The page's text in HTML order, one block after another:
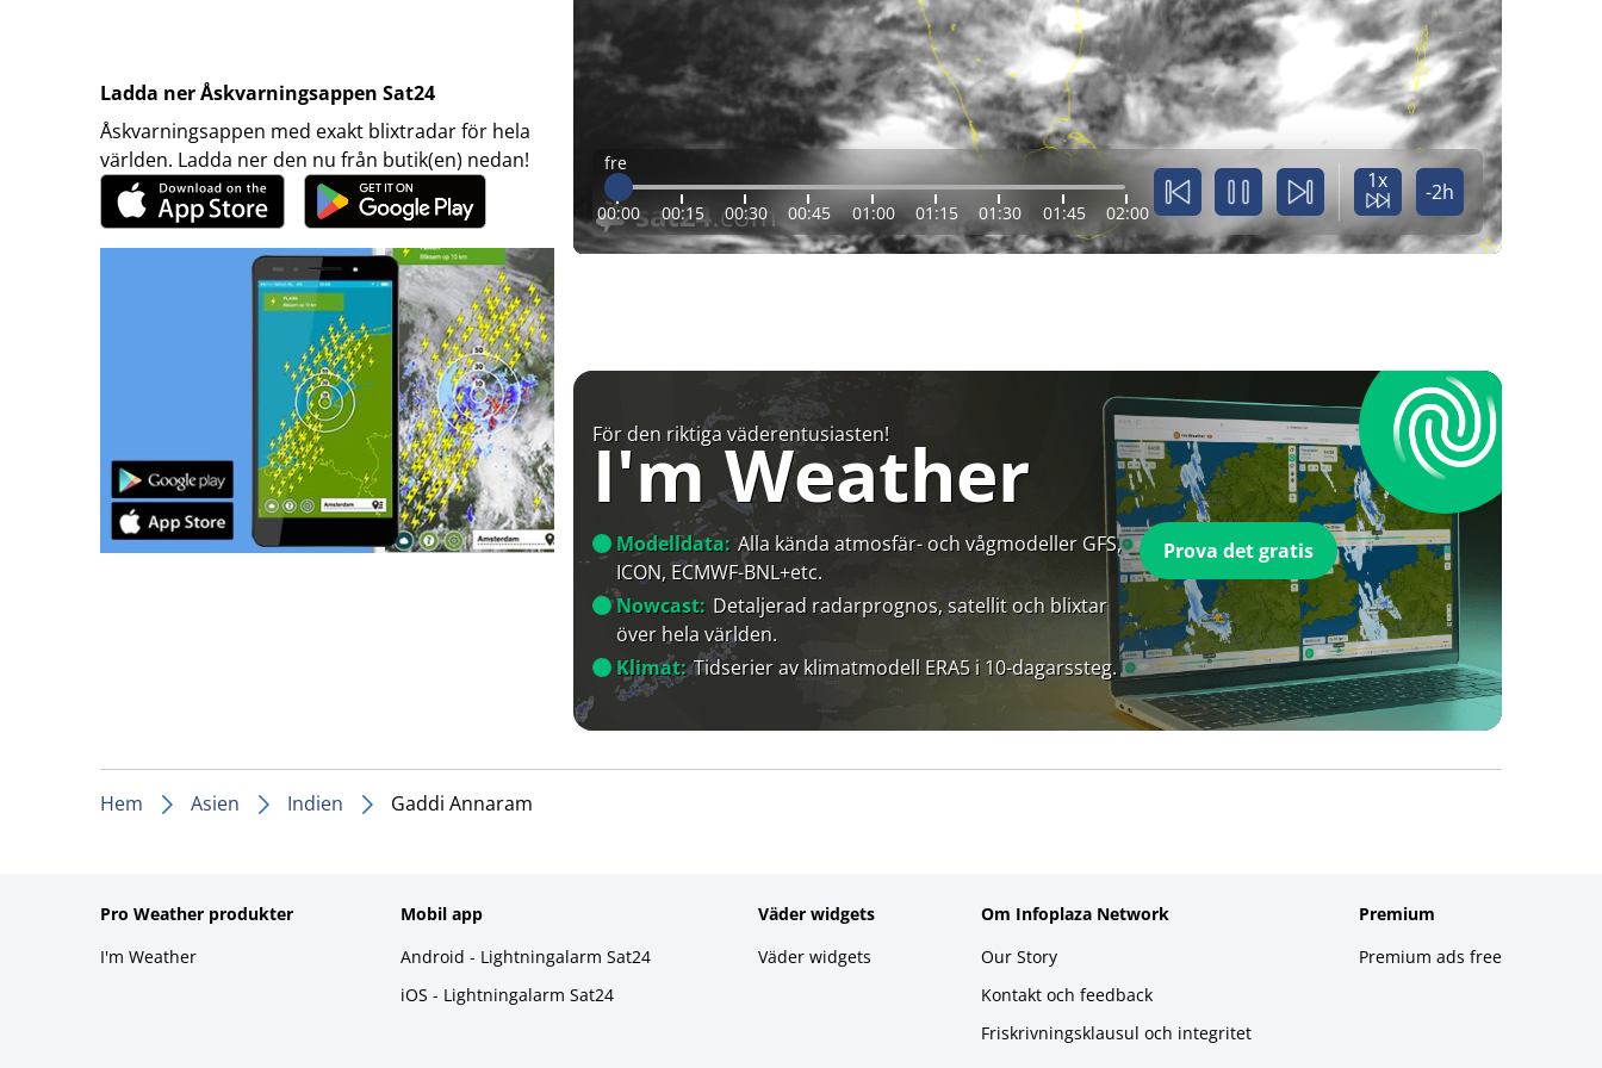
Ladda ner Åskvarningsappen Sat24
Åskvarningsappen med exakt blixtradar för hela
världen. Ladda ner den nu från butik(en) nedan!
fre
00:00 00:15 00:30 00:45 01:00 01:15 01:30 01:45 02:00
1x -2h
För den riktiga väderentusiasten!
I'm Weather
Modelldata: Alla kända atmosfär- och vågmodeller GFS,
ICON, ECMWF-BNL+etc.
Nowcast: Detaljerad radarprognos, satellit och blixtar
över hela världen.
Klimat: Tidserier av klimatmodell ERA5 i 10-dagarssteg.
Prova det gratis
Hem Asien Indien Gaddi Annaram
Pro Weather produkter
I'm Weather
Mobil app
Android - Lightningalarm Sat24
iOS - Lightningalarm Sat24
Väder widgets
Väder widgets
Om Infoplaza Network
Our Story
Kontakt och feedback
Friskrivningsklausul och integritet
Premium
Premium ads free